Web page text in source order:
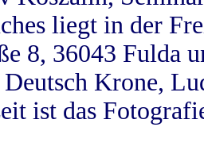
liegt in der
8, 36043 Fulda
Krone,
ist das